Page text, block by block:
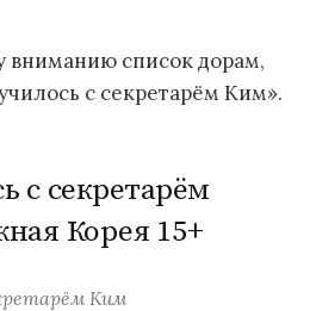
вниманию список дорам,
с секретарём Ким».
с секретарём
Корея 15+